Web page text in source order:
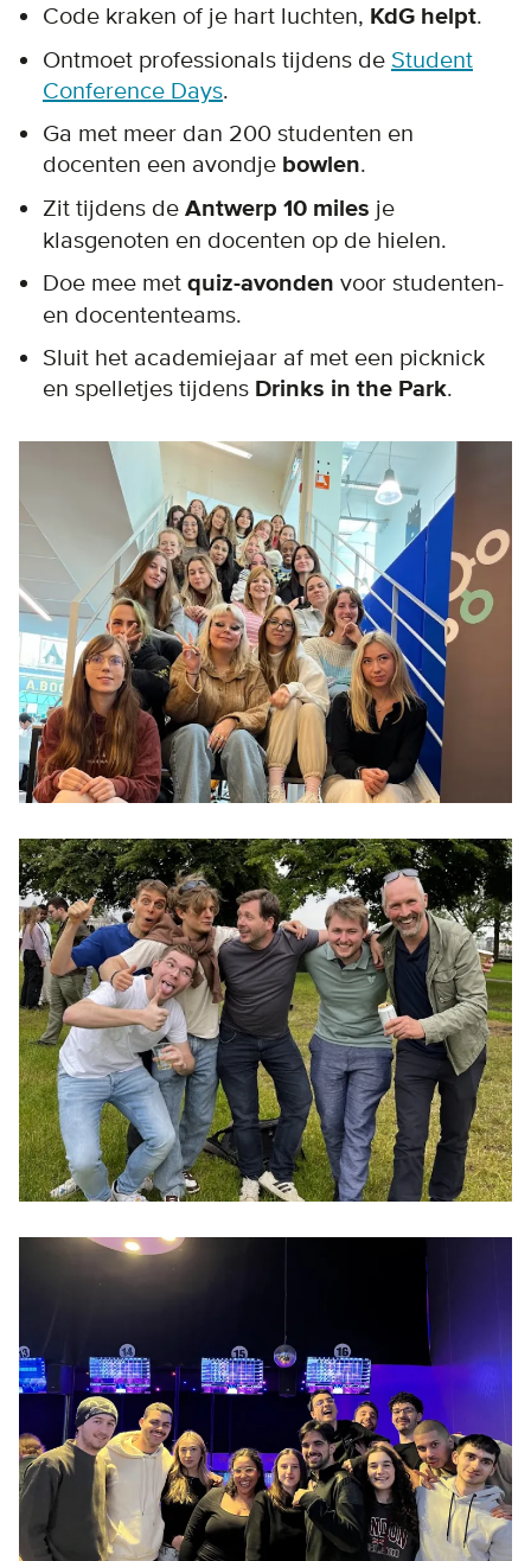
Code kraken of je hart luchten, KdG helpt.
Ontmoet professionals tijdens de Student
Conference Days.
Ga met meer dan 200 studenten en
docenten een avondje bowlen.
Zit tijdens de Antwerp 10 miles je
klasgenoten en docenten op de hielen.
Doe mee met quiz-avonden voor studenten-
en docententeams.
Sluit het academiejaar af met een picknick
en spelletjes tijdens Drinks in the Park.